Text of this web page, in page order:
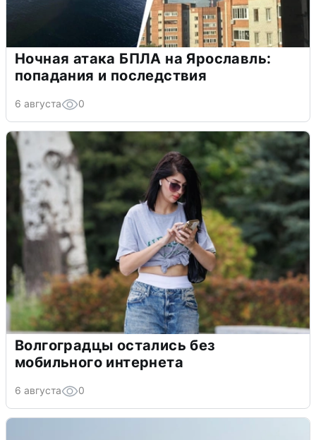
Ночная атака БПЛА на Ярославль:
попадания и последствия
6 августа 0
Волгоградцы остались без
мобильного интернета
6 августа 0